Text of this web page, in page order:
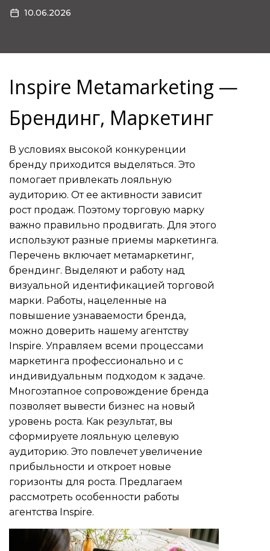
10.06.2026
Inspire Metamarketing —
Брендинг, Маркетинг
В условиях высокой конкуренции
бренду приходится выделяться. Это
помогает привлекать лояльную
аудиторию. От ее активности зависит
рост продаж. Поэтому торговую марку
важно правильно продвигать. Для этого
используют разные приемы маркетинга.
Перечень включает метамаркетинг,
брендинг. Выделяют и работу над
визуальной идентификацией торговой
марки. Работы, нацеленные на
повышение узнаваемости бренда,
можно доверить нашему агентству
Inspire. Управляем всеми процессами
маркетинга профессионально и с
индивидуальным подходом к задаче.
Многоэтапное сопровождение бренда
позволяет вывести бизнес на новый
уровень роста. Как результат, вы
сформируете лояльную целевую
аудиторию. Это повлечет увеличение
прибыльности и откроет новые
горизонты для роста. Предлагаем
рассмотреть особенности работы
агентства Inspire.